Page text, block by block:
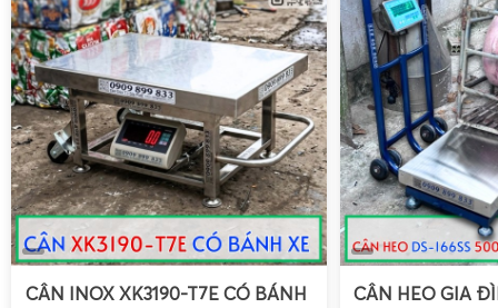
Cân điện tử 2 tấn
Cân điện tử 3 tấn
Cân điện tử 5 tấn
Cân điện tử 10 tấn
...và nhiều dòng cân điện tử khác ở Cân Gia Phát.
CÂN INOX XK3190-T7E CÓ BÁNH
CÂN HEO GIA